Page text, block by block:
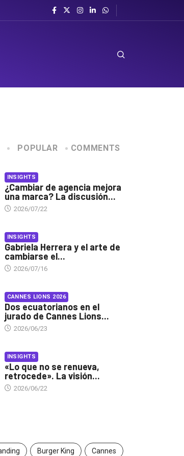
y el arte
2026/06/23
POPULAR COMMENTS
INSIGHTS
¿Cambiar de agencia mejora
una marca? La discusión...
2026/07/22
INSIGHTS
Gabriela Herrera y el arte de
cambiarse el...
2026/07/16
CANNES LIONS 2026
Dos ecuatorianos en el
jurado de Cannes Lions...
2026/06/23
INSIGHTS
«Lo que no se renueva,
retrocede». La visión...
2026/06/22
Burger King Cannes